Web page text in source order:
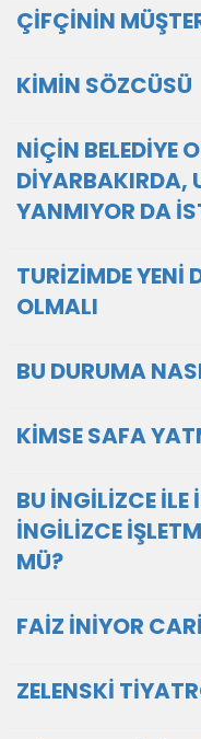
ÇİFÇİNİN
KİMİN SÖZCÜSÜ
NİÇİN BELEDİYE
DİYARBAKIRDA,
YANMIYOR DA
TURİZİMDE YENİ
OLMALI
BU DURUMA
KİMSE SAFA
BU İNGİLİZCE
İNGİLİZCE
MÜ?
FAİZ İNİYOR
ZELENSKİ